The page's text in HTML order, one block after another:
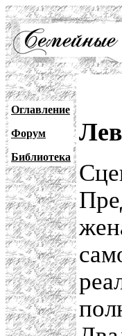
Оглавление
Форум
Библиотека